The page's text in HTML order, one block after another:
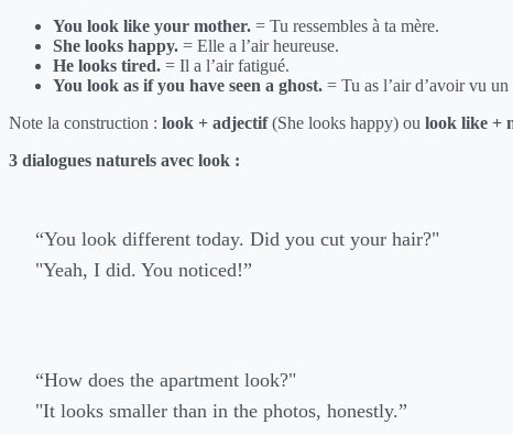
You look like your mother. = Tu ressembles à ta mère.
She looks happy. = Elle a l’air heureuse.
He looks tired. = Il a l’air fatigué.
You look as if you have seen a ghost. = Tu as l’air d’avoir vu un
Note la construction : look + adjectif(She looks happy) ou look like +
3 dialogues naturels avec look :
“You look different today. Did you cut your hair?"
"Yeah, I did. You noticed!”
“How does the apartment look?"
"It looks smaller than in the photos, honestly.”